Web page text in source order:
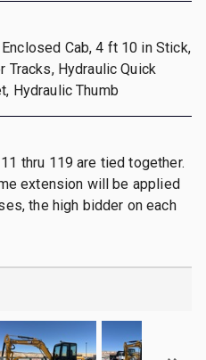
Cab, 4 ft 10 in Stick,
Tracks, Hydraulic Quick
Hydraulic Thumb
thru 119 are tied together.
extension will be applied
the high bidder on each